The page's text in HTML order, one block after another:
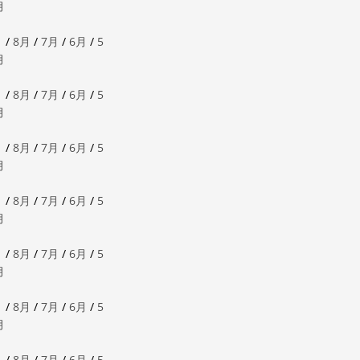
/ 8月 / 7月 / 6月 / 5
/ 8月 / 7月 / 6月 / 5
/ 8月 / 7月 / 6月 / 5
/ 8月 / 7月 / 6月 / 5
/ 8月 / 7月 / 6月 / 5
/ 8月 / 7月 / 6月 / 5